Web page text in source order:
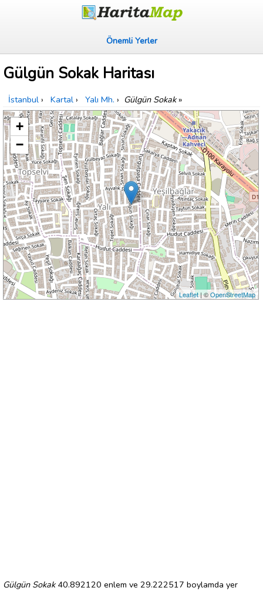
Önemli Yerler
Gülgün Sokak Haritası
İstanbul › Kartal › Yalı Mh. › Gülgün Sokak»
+
−
Leaflet| ©OpenStreetMap
Gülgün Sokak40.892120 enlem ve 29.222517 boylamda yer